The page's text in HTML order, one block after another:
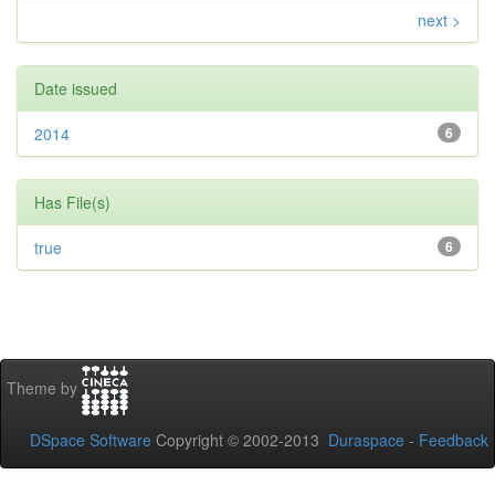
next >
Date issued
6
2014
Has File(s)
6
true
Theme by
DSpace Software Copyright © 2002-2013 Duraspace - Feedback